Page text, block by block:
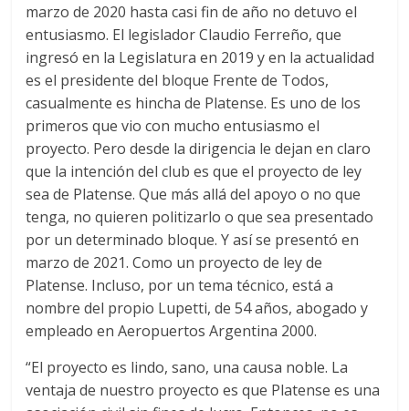
marzo de 2020 hasta casi fin de año no detuvo el
entusiasmo. El legislador Claudio Ferreño, que
ingresó en la Legislatura en 2019 y en la actualidad
es el presidente del bloque Frente de Todos,
casualmente es hincha de Platense. Es uno de los
primeros que vio con mucho entusiasmo el
proyecto. Pero desde la dirigencia le dejan en claro
que la intención del club es que el proyecto de ley
sea de Platense. Que más allá del apoyo o no que
tenga, no quieren politizarlo o que sea presentado
por un determinado bloque. Y así se presentó en
marzo de 2021. Como un proyecto de ley de
Platense. Incluso, por un tema técnico, está a
nombre del propio Lupetti, de 54 años, abogado y
empleado en Aeropuertos Argentina 2000.
“El proyecto es lindo, sano, una causa noble. La
ventaja de nuestro proyecto es que Platense es una